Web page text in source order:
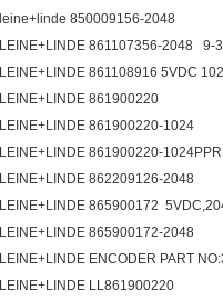
leine+linde 850009156-2048
LEINE+LINDE 861107356-2048 9-
LEINE+LINDE 861108916 5VDC
LEINE+LINDE 861900220
LEINE+LINDE 861900220-1024
LEINE+LINDE 861900220-
LEINE+LINDE 862209126-2048
LEINE+LINDE 865900172
LEINE+LINDE 865900172-2048
LEINE+LINDE ENCODER PART
LEINE+LINDE LL861900220